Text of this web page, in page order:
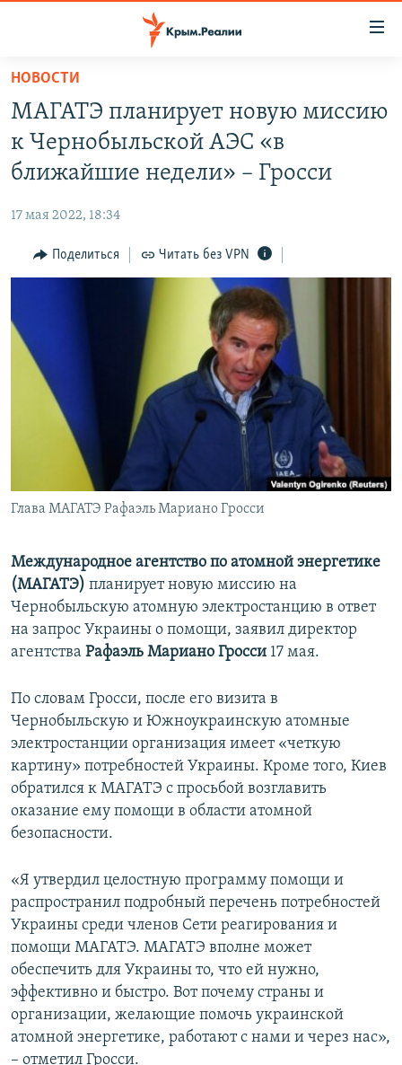
Вернуться
основному
содержанию
Вернутся
главной
Вернутся
СПЕЦПРОЕКТЫ
11 ЛЕТ ОККУПАЦИИ КРЫМА. 11 ИСТОРИЙ СОПРОТИВЛЕНИЯ
ВОДА
ЕЩЕ
ИНТЕРАКТИВ
ТЕЛЕПРОЕКТ КРЫМ.РЕАЛИИ
СОВЕТЫ ПРАВОЗАЩИТНИКОВ
ПРОПАВШИЕ БЕЗ ВЕСТИ
ПОБЕДИТЕЛЕЙ НЕ СУДЯТ?
КРЫМ.НЕПОКОРЕННЫЙ
УКРАИНСКАЯ ПРОБЛЕМА КРЫМА
РАДІО СВОБОДА
КАК ОБОЙТИ БЛОКИРОВКУ
Українською
Qırımtatar
ПРИСОЕДИНЯЙТЕСЬ!
НОВОСТИ
МАГАТЭ планирует новую миссию
к Чернобыльской АЭС «в
ближайшие недели» – Гросси
17 мая 2022, 18:34
Поделиться Читать без VPN
Глава МАГАТЭ Рафаэль Мариано Гросси
Международное агентство по атомной энергетике
(МАГАТЭ) планирует новую миссию на
Чернобыльскую атомную электростанцию в ответ
на запрос Украины о помощи, заявил директор
агентства Рафаэль Мариано Гросси 17 мая.
По словам Гросси, после его визита в
Чернобыльскую и Южноукраинскую атомные
электростанции организация имеет «четкую
картину» потребностей Украины. Кроме того, Киев
обратился к МАГАТЭ с просьбой возглавить
оказание ему помощи в области атомной
безопасности.
«Я утвердил целостную программу помощи и
распространил подробный перечень потребностей
Украины среди членов Сети реагирования и
помощи МАГАТЭ. МАГАТЭ вполне может
обеспечить для Украины то, что ей нужно,
эффективно и быстро. Вот почему страны и
организации, желающие помочь украинской
атомной энергетике, работают с нами и через нас»,
– отметил Гросси.